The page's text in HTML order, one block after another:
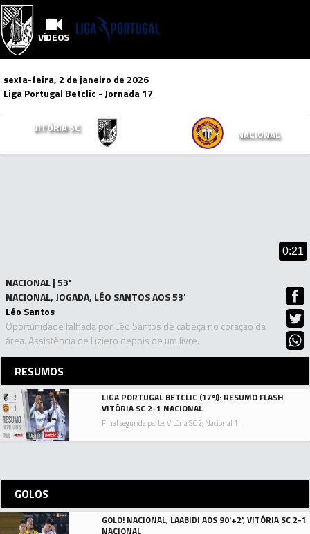
VÍDEOS
sexta-feira, 2 de janeiro de 2026
Liga Portugal Betclic - Jornada 17
VITÓRIA SC
NACIONAL
0:21
NACIONAL | 53'
NACIONAL, JOGADA, LÉO SANTOS AOS 53'
Léo Santos
Oportunidade falhada por Léo Santos de cabeça no coração da
área. Assistência de Liziero depois de um livre.
RESUMOS
LIGA PORTUGAL BETCLIC (17ªJ): RESUMO FLASH
VITÓRIA SC 2-1 NACIONAL
Final segunda parte, Vitória SC 2, Nacional 1.
GOLOS
GOLO! NACIONAL, LAABIDI AOS 90'+2', VITÓRIA SC 2-1
NACIONAL